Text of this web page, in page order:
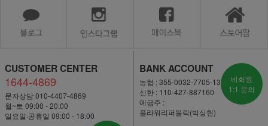
CUSTOMER CENTER
1644-4869
문자상담 010-4407-4869
월~토 09:00 - 20:00
일요일·공휴일 09:00 - 18:00
BANK ACCOUNT
농협 : 355-0032-7705-13
신한 : 110-427-887160
예금주 :
플라워리퍼블릭(박상현)
비회원
1:1 문의